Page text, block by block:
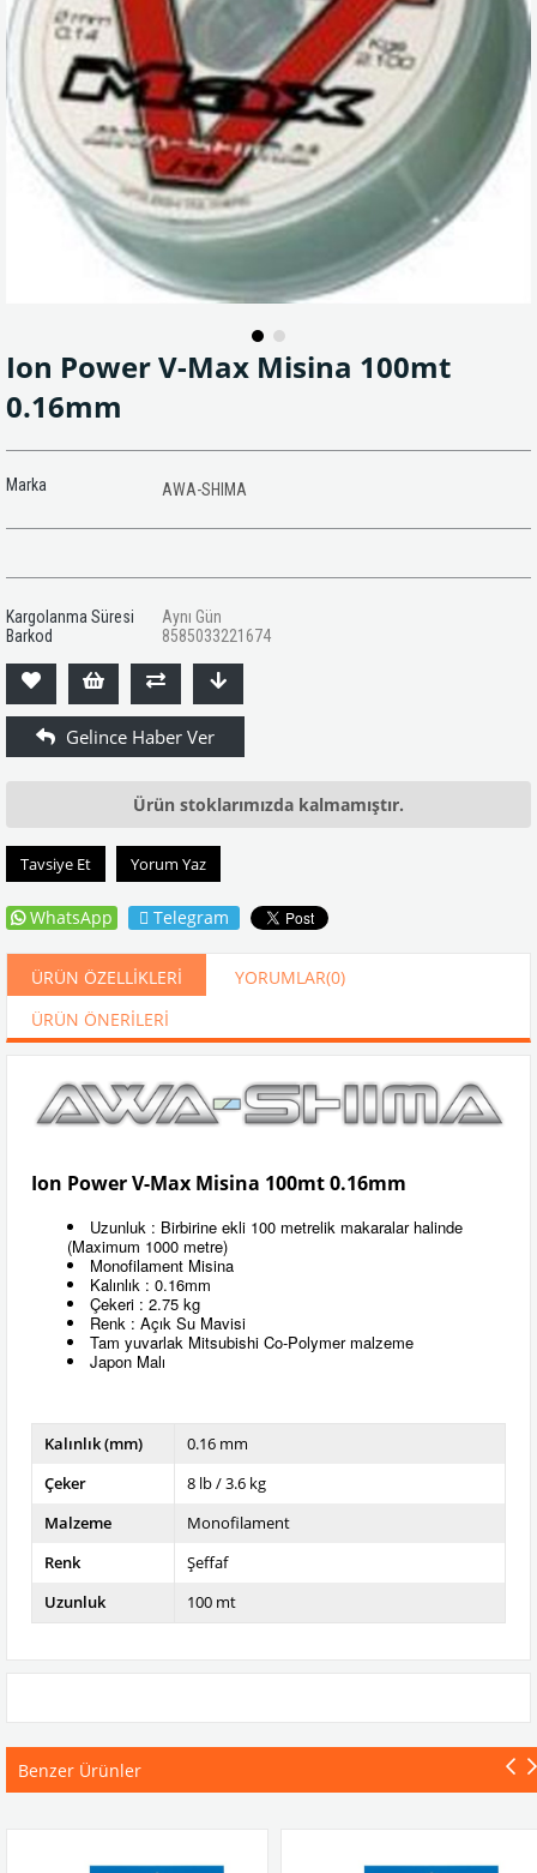
Ion Power V-Max Misina 100mt
0.16mm
Marka AWA-SHIMA
Kargolanma Süresi
Aynı Gün
Barkod
8585033221674
Ürün stoklarımızda kalmamıştır.
Tavsiye Et Yorum Yaz
WhatsApp Telegram
ÜRÜN ÖZELLIKLERI YORUMLAR(0)
ÜRÜN ÖNERILERI
Ion Power V-Max Misina 100mt 0.16mm
Uzunluk : Birbirine ekli 100 metrelik makaralar halinde
(Maximum 1000 metre)
Monofilament Misina
Kalınlık : 0.16mm
Çekeri : 2.75 kg
Renk : Açık Su Mavisi
Tam yuvarlak Mitsubishi Co-Polymer malzeme
Japon Malı
Kalınlık (mm)
0.16 mm
Çeker
8 lb / 3.6 kg
Malzeme
Monofilament
Renk
Şeffaf
Uzunluk
100 mt
Benzer Ürünler